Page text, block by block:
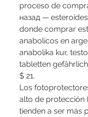
proceso de
назад —
donde comprar
anabolicos en
anabolika kur,
tabletten
$ 21.
Los
alto de protección
tienden a ser más